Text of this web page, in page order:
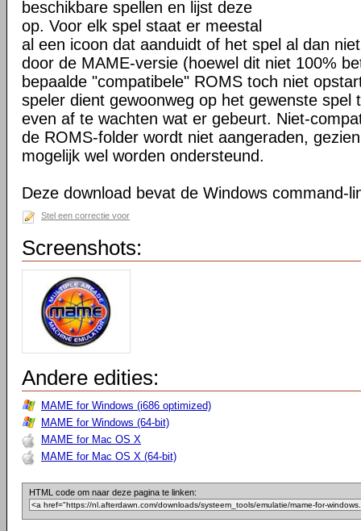
beschikbare spellen en lijst deze
op. Voor elk spel staat er meestal
al een icoon dat aanduidt of het spel al dan
door de MAME-versie (hoewel dit niet 100%
bepaalde "compatibele" ROMS toch niet
speler dient gewoonweg op het gewenste spel
even af te wachten wat er gebeurt. Niet-
de ROMS-folder wordt niet aangeraden,
mogelijk wel worden ondersteund.
Deze download bevat de Windows command-
Stel een correctie voor
Screenshots:
Andere edities:
MAME for Windows (i686 optimized)
MAME for Windows (64-bit)
MAME for Mac OS X
MAME for Mac OS X (64-bit)
HTML code om naar deze pagina te linken: